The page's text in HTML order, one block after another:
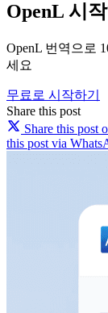
OpenL 시작
OpenL 번역으로
세요
무료로 시작하기
Share this post
Share this post
this post via